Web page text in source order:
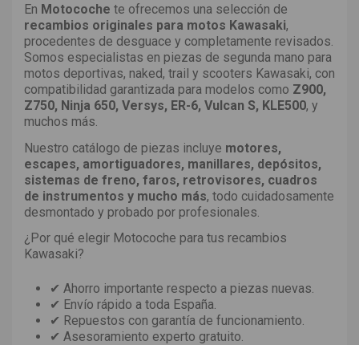
En Motocoche te ofrecemos una selección de
recambios originales para motos Kawasaki,
procedentes de desguace y completamente revisados.
Somos especialistas en piezas de segunda mano para
motos deportivas, naked, trail y scooters Kawasaki, con
compatibilidad garantizada para modelos como Z900,
Z750, Ninja 650, Versys, ER-6, Vulcan S, KLE500, y
muchos más.
Nuestro catálogo de piezas incluye motores,
escapes, amortiguadores, manillares, depósitos,
sistemas de freno, faros, retrovisores, cuadros
de instrumentos y mucho más, todo cuidadosamente
desmontado y probado por profesionales.
¿Por qué elegir Motocoche para tus recambios
Kawasaki?
✔ Ahorro importante respecto a piezas nuevas.
✔ Envío rápido a toda España.
✔ Repuestos con garantía de funcionamiento.
✔ Asesoramiento experto gratuito.